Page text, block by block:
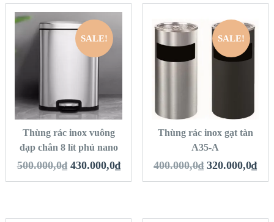
SALE!
QUICK LOOK
THÊM VÀO GIỎ
HÀNG
Thùng rác inox vuông
đạp chân 8 lít phủ nano
500.000,0₫ 430.000,0₫
SALE!
QUICK LOOK
Thùng rác inox gạt tàn
A35-A
400.000,0₫ 320.000,0₫